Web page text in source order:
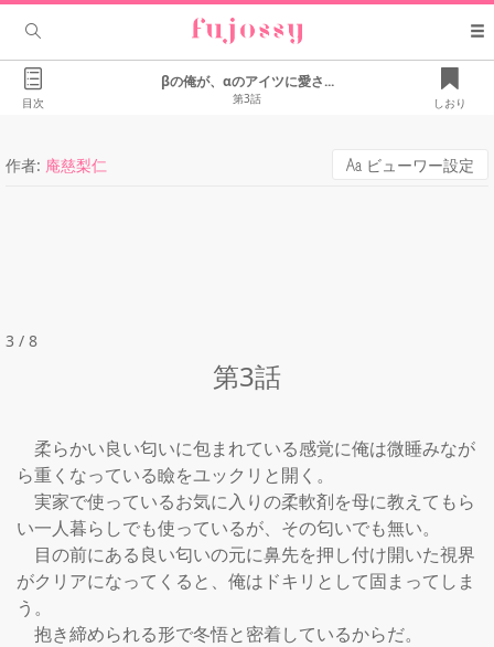
目次
βの俺が、αのアイツに愛さ...
第3話 しおり
作者: 庵慈梨仁 ビューワー設定
3 / 8
第3話
柔らかい良い匂いに包まれている感覚に俺は微睡みなが
ら重くなっている瞼をユックリと開く。
実家で使っているお気に入りの柔軟剤を母に教えてもら
い一人暮らしでも使っているが、その匂いでも無い。
目の前にある良い匂いの元に鼻先を押し付け開いた視界
がクリアになってくると、俺はドキリとして固まってしま
う。
抱き締められる形で冬悟と密着しているからだ。